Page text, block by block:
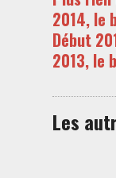
2014, le
Début
2013, le
Les